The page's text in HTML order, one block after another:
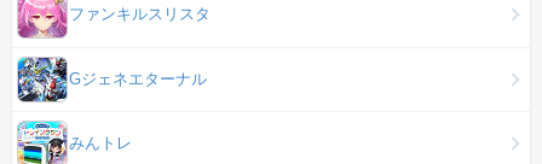
ファンキルスリスタ
Gジェネエターナル
みんトレ